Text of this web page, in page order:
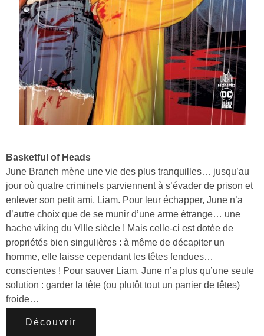
Basketful of Heads
June Branch mène une vie des plus tranquilles… jusqu’au
jour où quatre criminels parviennent à s’évader de prison et
enlever son petit ami, Liam. Pour leur échapper, June n’a
d’autre choix que de se munir d’une arme étrange… une
hache viking du VIIIe siècle ! Mais celle-ci est dotée de
propriétés bien singulières : à même de décapiter un
homme, elle laisse cependant les têtes fendues…
conscientes ! Pour sauver Liam, June n’a plus qu’une seule
solution : garder la tête (ou plutôt tout un panier de têtes)
froide…
Découvrir